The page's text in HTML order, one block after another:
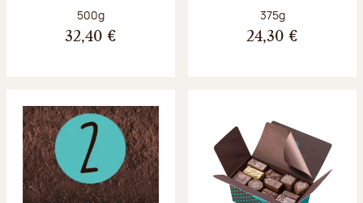
Poids net :
500g
32,40 €
Poids net :
375g
24,30 €